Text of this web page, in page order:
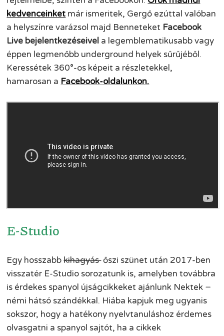
kedvenceinket már ismeritek, Gergő ezúttal valóban
a helyszínre varázsol majd Benneteket Facebook
Live bejelentkezéseivel a legemblematikusabb vagy
éppen legmenőbb underground helyek sűrűjéből.
Keressétek 360°-os képeit a részletekkel,
hamarosan a Facebook-oldalunkon.
E-Studio
Egy hosszabbkihagyásőszi szünet után 2017-ben
visszatér E-Studio sorozatunk is, amelyben továbbra
is érdekes spanyol újságcikkeket ajánlunk Nektek −
némi hátsó szándékkal. Hiába kapjuk meg ugyanis
sokszor, hogy a hatékony nyelvtanuláshoz érdemes
olvasgatni a spanyol sajtót, ha a cikkek